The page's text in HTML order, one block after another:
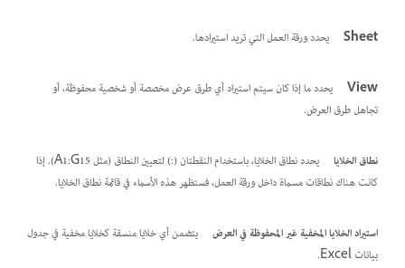
Sheet يحدد ورقة العمل التي تريد استيرادها.
View
يحدد ما إذا كان سيتم استيراد أي طرق عرض مخصصة أو شخصية محفوظة، أو
تجاهل طرق العرض.
نطاق الخلايا
يحدد نطاق الخلايا، باستخدام النقطتان (:) لتعيين النطاق (مثل A1:G15). إذا
كانت هناك نطاقات مسماة داخل ورقة العمل، فستظهر هذه الأسماء في قائمة نطاق الخلايا.
استيراد الخلايا المخفية غير المحفوظة في العرض
يتضمن أي خلايا منسقة كخلايا مخفية في جدول
بيانات Excel.